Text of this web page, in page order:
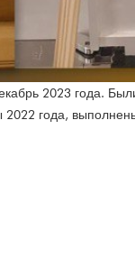
2023 года.
года,